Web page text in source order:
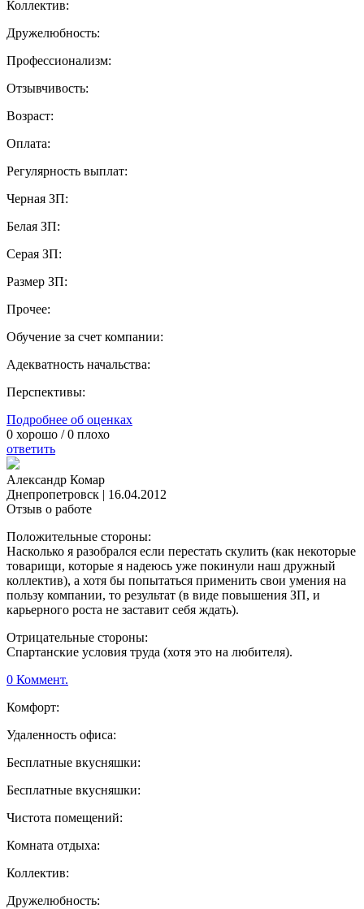
Коллектив:
Дружелюбность:
Профессионализм:
Отзывчивость:
Возраст:
Оплата:
Регулярность выплат:
Черная ЗП:
Белая ЗП:
Серая ЗП:
Размер ЗП:
Прочее:
Обучение за счет компании:
Адекватность начальства:
Перспективы:
Подробнее об оценках
0 хорошо /0 плохо
ответить
Александр Комар
Днепропетровск | 16.04.2012
Отзыв о работе
Положительные стороны:
Насколько я разобрался если перестать скулить (как некоторые
товарищи, которые я надеюсь уже покинули наш дружный
коллектив), а хотя бы попытаться применить свои умения на
пользу компании, то результат (в виде повышения ЗП, и
карьерного роста не заставит себя ждать).
Отрицательные стороны:
Спартанские условия труда (хотя это на любителя).
0 Коммент.
Комфорт:
Удаленность офиса:
Бесплатные вкусняшки:
Бесплатные вкусняшки:
Чистота помещений:
Комната отдыха:
Коллектив:
Дружелюбность: